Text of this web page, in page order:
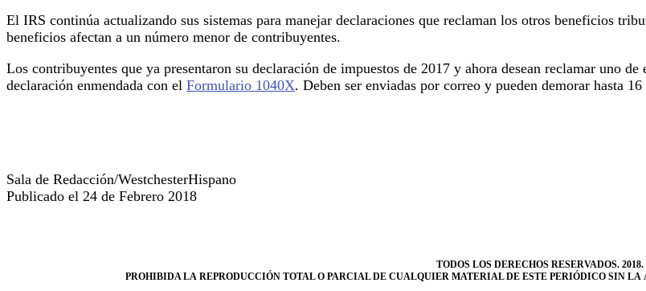
El IRS continúa actualizando sus sistemas para manejar declaraciones que reclaman los otros beneficios
beneficios afectan a un número menor de contribuyentes.
Los contribuyentes que ya presentaron su declaración de impuestos de 2017 y ahora desean reclamar uno
declaración enmendada con el Formulario 1040X. Deben ser enviadas por correo y pueden demorar hasta 16
Sala de Redacción/WestchesterHispano
Publicado el 24 de Febrero 2018
TODOS LOS DERECHOS RESERVADOS. 2018.
PROHIBIDA LA REPRODUCCIÓN TOTAL O PARCIAL DE CUALQUIER MATERIAL DE ESTE PERIÓDICO SIN